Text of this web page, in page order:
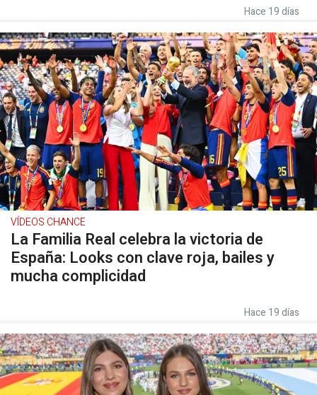
Hace 19 días
VÍDEOS CHANCE
La Familia Real celebra la victoria de
España: Looks con clave roja, bailes y
mucha complicidad
Hace 19 días